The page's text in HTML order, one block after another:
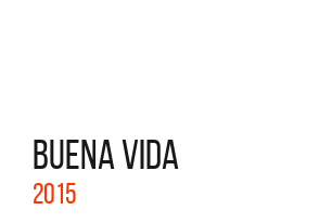
BUENA VIDA
2015